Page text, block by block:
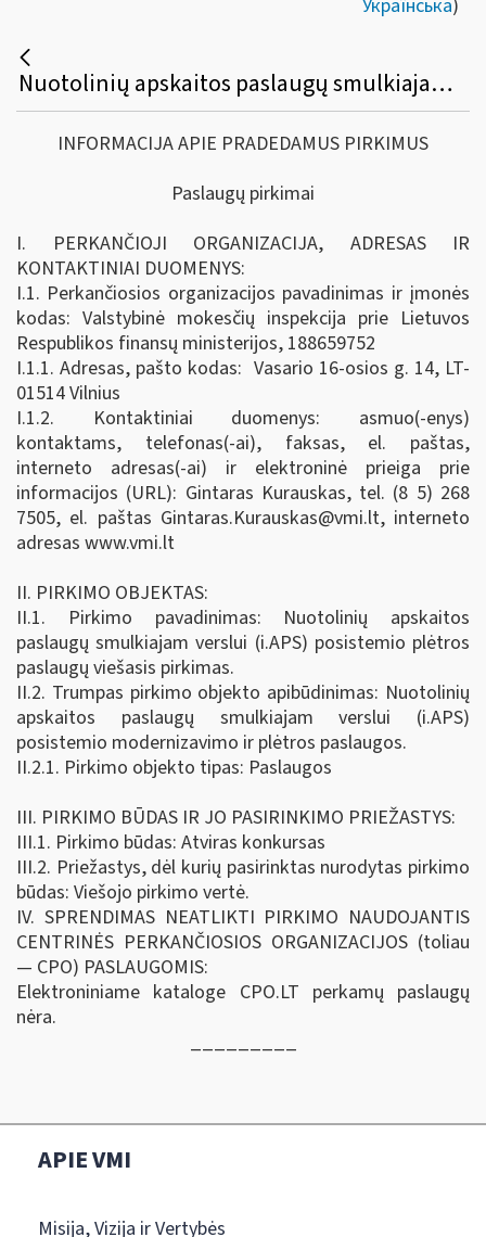
Українська)
Nuotolinių apskaitos paslaugų smulkiajam verslui (i.APS) posistemio plėtros paslaugų viešasis pirkimas
INFORMACIJA APIE PRADEDAMUS PIRKIMUS
Paslaugų pirkimai
I. PERKANČIOJI ORGANIZACIJA, ADRESAS IR
KONTAKTINIAI DUOMENYS:
I.1. Perkančiosios organizacijos pavadinimas ir įmonės
kodas: Valstybinė mokesčių inspekcija prie Lietuvos
Respublikos finansų ministerijos, 188659752
I.1.1. Adresas, pašto kodas: Vasario 16-osios g. 14, LT-
01514 Vilnius
I.1.2. Kontaktiniai duomenys: asmuo(-enys)
kontaktams, telefonas(-ai), faksas, el. paštas,
interneto adresas(-ai) ir elektroninė prieiga prie
informacijos (URL): Gintaras Kurauskas, tel. (8 5) 268
7505, el. paštas Gintaras.Kurauskas@vmi.lt, interneto
adresas www.vmi.lt
II. PIRKIMO OBJEKTAS:
II.1. Pirkimo pavadinimas: Nuotolinių apskaitos
paslaugų smulkiajam verslui (i.APS) posistemio plėtros
paslaugų viešasis pirkimas.
II.2. Trumpas pirkimo objekto apibūdinimas: Nuotolinių
apskaitos paslaugų smulkiajam verslui (i.APS)
posistemio modernizavimo ir plėtros paslaugos.
II.2.1. Pirkimo objekto tipas: Paslaugos
III. PIRKIMO BŪDAS IR JO PASIRINKIMO PRIEŽASTYS:
III.1. Pirkimo būdas: Atviras konkursas
III.2. Priežastys, dėl kurių pasirinktas nurodytas pirkimo
būdas: Viešojo pirkimo vertė.
IV. SPRENDIMAS NEATLIKTI PIRKIMO NAUDOJANTIS
CENTRINĖS PERKANČIOSIOS ORGANIZACIJOS (toliau
— CPO) PASLAUGOMIS:
Elektroniniame kataloge CPO.LT perkamų paslaugų
nėra.
APIE VMI
Misija, Vizija ir Vertybės